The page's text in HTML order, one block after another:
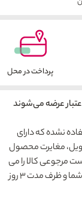
پرداخت در محل
عرضه می‌شوند
نشده که دارای
مغایرت محصول
مرجوعی کالا را می
توانید در بخش "سفارش شما" در حساب کاربری شما و ظرف مدت ۳ روز